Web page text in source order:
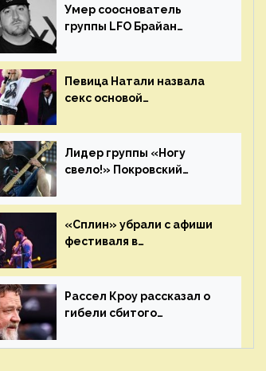
Умер сооснователь
группы LFO Брайан
Певица Натали назвала
секс основой
Лидер группы «Ногу
свело!» Покровский
иноагента
«Сплин» убрали с афиши
фестиваля в
жалобы «Союза отцов»
Рассел Кроу рассказал о
гибели сбитого